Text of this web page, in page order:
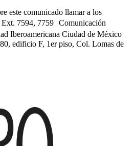
este comunicado llamar a los
7594, 7759 Comunicación
Iberoamericana Ciudad de México
edificio F, 1er piso, Col. Lomas de